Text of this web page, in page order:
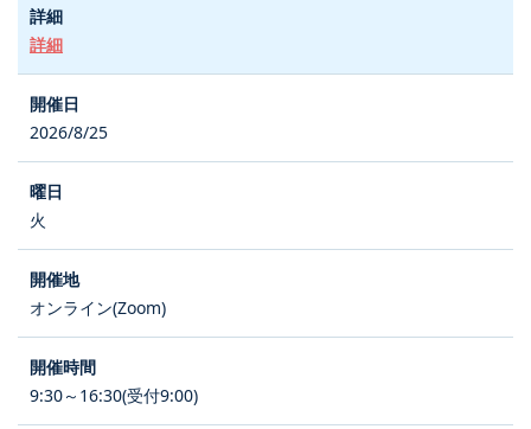
詳細
2026/8/25
火
オンライン(Zoom)
9:30～16:30(受付9:00)